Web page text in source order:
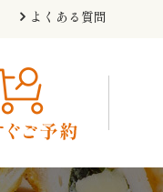
よくある質問
価格から選ぶ